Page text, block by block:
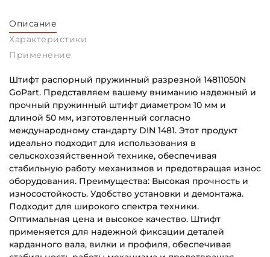
Описание
Характеристики
Применение
Штифт распорный пружинный разрезной 14811050N
GoPart. Представляем вашему вниманию надежный и
прочный пружинный штифт диаметром 10 мм и
длиной 50 мм, изготовленный согласно
международному стандарту DIN 1481. Этот продукт
идеально подходит для использования в
сельскохозяйственной технике, обеспечивая
стабильную работу механизмов и предотвращая износ
оборудования. Преимущества: Высокая прочность и
износостойкость. Удобство установки и демонтажа.
Подходит для широкого спектра техники.
Оптимальная цена и высокое качество. Штифт
применяется для надежной фиксации деталей
карданного вала, вилки и профиля, обеспечивая